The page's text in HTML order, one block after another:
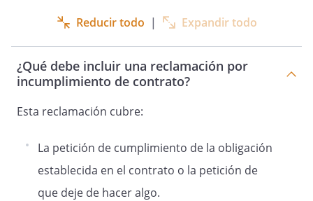
Reducir todo | Expandir todo
¿Qué debe incluir una reclamación por
incumplimiento de contrato?
Esta reclamación cubre:
La petición de cumplimiento de la obligación
establecida en el contrato o la petición de
que deje de hacer algo.